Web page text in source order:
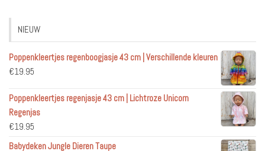
NIEUW
Poppenkleertjes regenboogjasje 43 cm | Verschillende kleuren
€19.95
Poppenkleertjes regenjasje 43 cm | Lichtroze Unicorn
Regenjas
€19.95
Babydeken Jungle Dieren Taupe